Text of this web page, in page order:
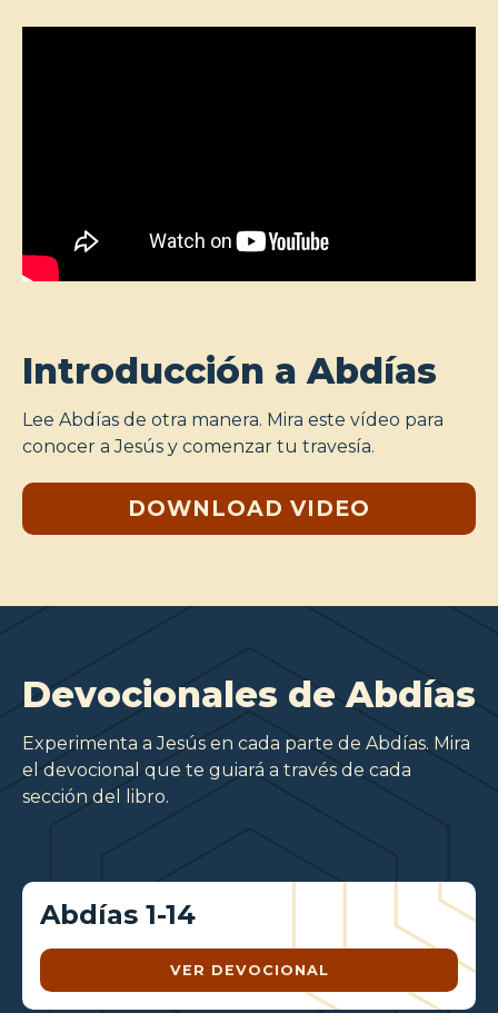
Introducción a Abdías
Lee Abdías de otra manera. Mira este vídeo para
conocer a Jesús y comenzar tu travesía.
DOWNLOAD VIDEO
Devocionales de Abdías
Experimenta a Jesús en cada parte de Abdías. Mira
el devocional que te guiará a través de cada
sección del libro.
Abdías 1-14
VER DEVOCIONAL